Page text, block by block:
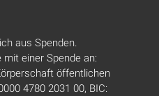
aus Spenden.
einer Spende an:
öffentlichen
4780 2031 00, BIC: